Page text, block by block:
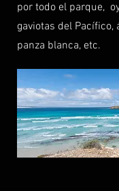
por todo el parque,
gaviotas del Pacífico,
panza blanca, etc.